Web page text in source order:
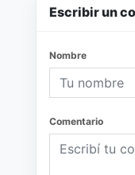
Escribir un
Nombre
Comentario